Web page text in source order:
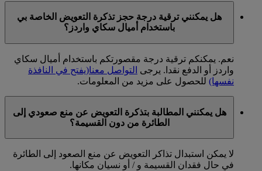
هل يمكنني ترقية درجة حجز تذكرة التعويض الخاصة بي
باستخدام أميال سكاي واردز؟
نعم. يمكنكم ترقية درجة مقصورتكم باستخدام أميال سكاي
واردز أو الدفع نقدا. يرجى التواصل معنا(يفتح في النافذة
نفسها) للحصول على مزيد من المعلومات.
هل يمكنني المطالبة بتذكرة التعويض عن منع صعودي إلى
الطائرة من دون القسيمة؟
لا يمكن استبدال تذاكر التعويض عن منع الصعود إلى الطائرة
في حال فقدان القسيمة و / أو نسيان مكانها.